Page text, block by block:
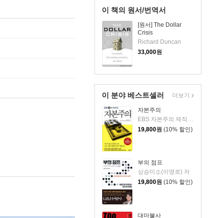
이 책의 원서/번역서
[원서] The Dollar
Crisis
Richard Duncan
33,000원
이 분야 베스트셀러
자본주의
EBS 자본주의 제작팀,정지은,고희정 저/EBS MEDIA 기획
19,800원 (10% 할인)
부의 점프
상승미소(이명로) 저
19,800원 (10% 할인)
대마불사
더보기